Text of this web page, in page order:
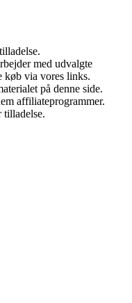
med udvalgte
køb via vores links.
på denne side.
affiliateprogrammer.